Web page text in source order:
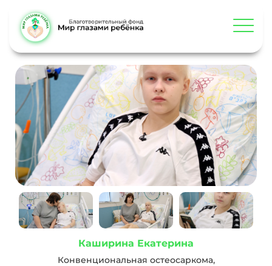
Каширина Екатерина
Конвенциональная остеосаркома,